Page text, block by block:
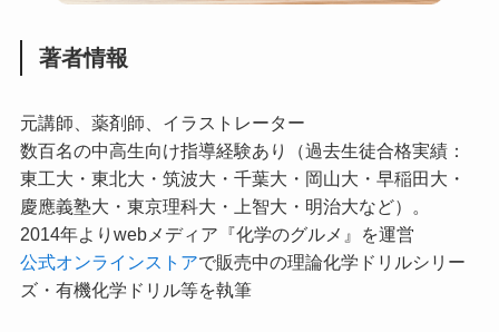
著者情報
元講師、薬剤師、イラストレーター
数百名の中高生向け指導経験あり（過去生徒合格実績：
東工大・東北大・筑波大・千葉大・岡山大・早稲田大・
慶應義塾大・東京理科大・上智大・明治大など）。
2014年よりwebメディア『化学のグルメ』を運営
公式オンラインストアで販売中の理論化学ドリルシリー
ズ・有機化学ドリル等を執筆